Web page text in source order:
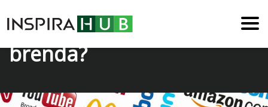
Kako izabrati ime
brenda?